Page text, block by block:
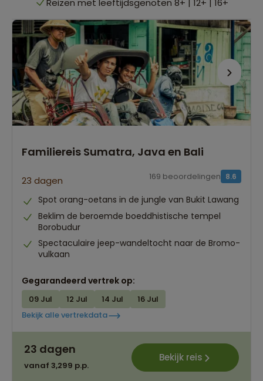
Quality time met je gezin
Avontuur & ontspanning
Reizen met leeftijdsgenoten 8+ | 12+ | 16+
Familiereis Sumatra, Java en Bali
23 dagen 8.6
169 beoordelingen
Spot orang-oetans in de jungle van Bukit Lawang
Beklim de beroemde boeddhistische tempel
Borobudur
Spectaculaire jeep-wandeltocht naar de Bromo-
vulkaan
Gegarandeerd vertrek op:
09 Jul 12 Jul 14 Jul
16 Jul
Bekijk alle vertrekdata
23 dagen
vanaf 3,299 p.p.
Bekijk reis